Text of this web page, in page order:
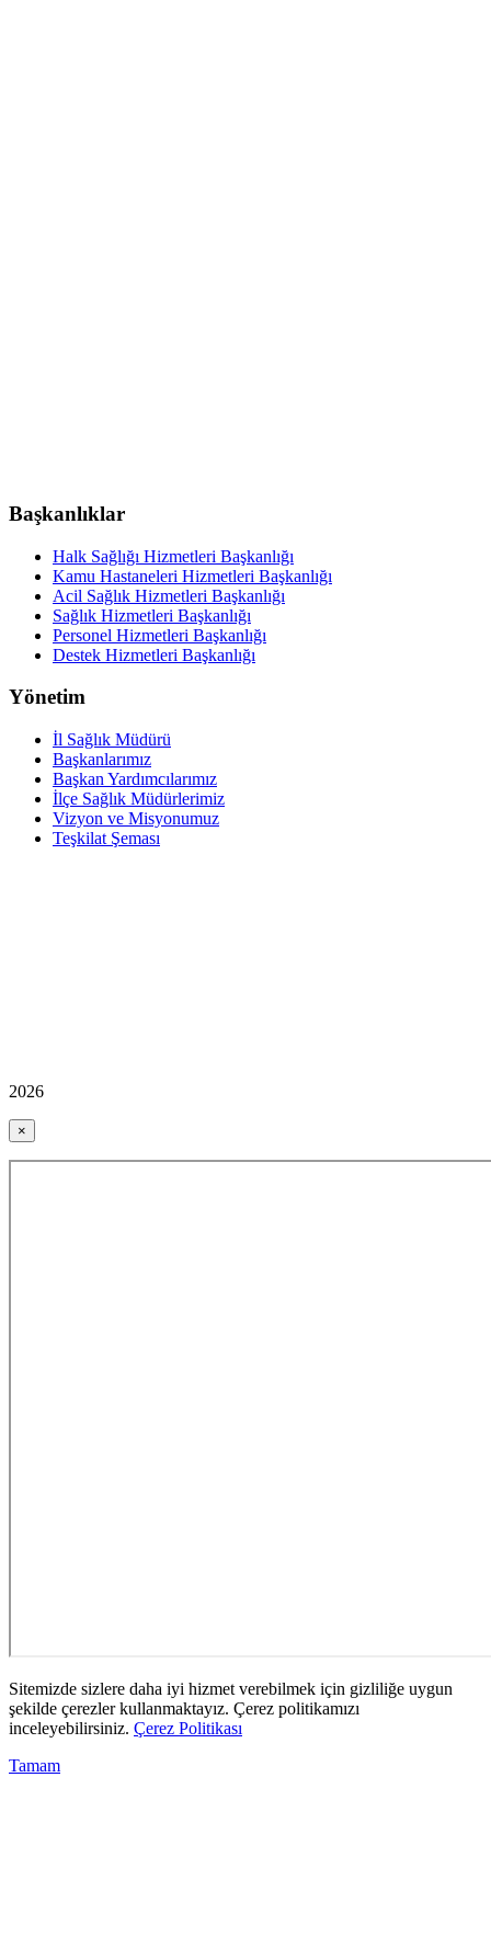
Başkanlıklar
Halk Sağlığı Hizmetleri Başkanlığı
Kamu Hastaneleri Hizmetleri Başkanlığı
Acil Sağlık Hizmetleri Başkanlığı
Sağlık Hizmetleri Başkanlığı
Personel Hizmetleri Başkanlığı
Destek Hizmetleri Başkanlığı
Yönetim
İl Sağlık Müdürü
Başkanlarımız
Başkan Yardımcılarımız
İlçe Sağlık Müdürlerimiz
Vizyon ve Misyonumuz
Teşkilat Şeması
2026
×
Sitemizde sizlere daha iyi hizmet verebilmek için gizliliğe uygun
şekilde çerezler kullanmaktayız. Çerez politikamızı
inceleyebilirsiniz. Çerez Politikası
Tamam